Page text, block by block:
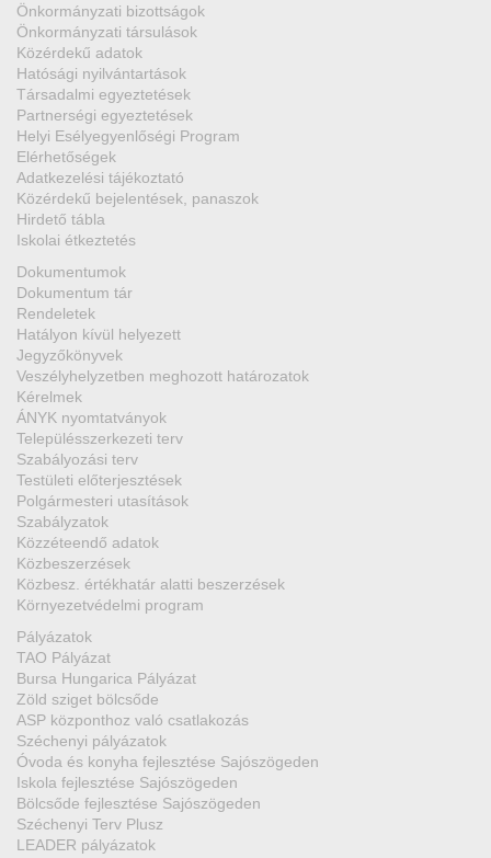
Önkormányzati bizottságok
Önkormányzati társulások
Közérdekű adatok
Hatósági nyilvántartások
Társadalmi egyeztetések
Partnerségi egyeztetések
Helyi Esélyegyenlőségi Program
Elérhetőségek
Adatkezelési tájékoztató
Közérdekű bejelentések, panaszok
Hirdető tábla
Iskolai étkeztetés
Dokumentumok
Dokumentum tár
Rendeletek
Hatályon kívül helyezett
Jegyzőkönyvek
Veszélyhelyzetben meghozott határozatok
Kérelmek
ÁNYK nyomtatványok
Településszerkezeti terv
Szabályozási terv
Testületi előterjesztések
Polgármesteri utasítások
Szabályzatok
Közzéteendő adatok
Közbeszerzések
Közbesz. értékhatár alatti beszerzések
Környezetvédelmi program
Pályázatok
TAO Pályázat
Bursa Hungarica Pályázat
Zöld sziget bölcsőde
ASP központhoz való csatlakozás
Széchenyi pályázatok
Óvoda és konyha fejlesztése Sajószögeden
Iskola fejlesztése Sajószögeden
Bölcsőde fejlesztése Sajószögeden
Széchenyi Terv Plusz
LEADER pályázatok